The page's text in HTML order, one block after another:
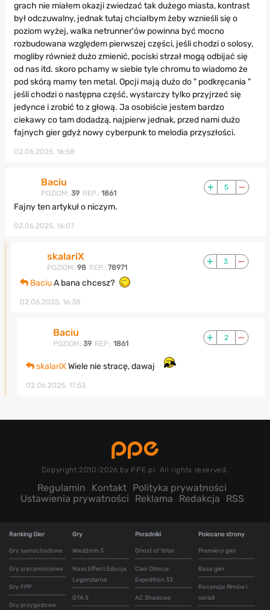
grach nie miałem okazji zwiedzać tak dużego miasta, kontrast
był odczuwalny, jednak tutaj chciałbym żeby wznieśli się o
poziom wyżej, walka netrunner'ów powinna być mocno
rozbudowana względem pierwszej części, jeśli chodzi o solosy,
mogliby również dużo zmienić, pociski strzał mogą odbijać się
od nas itd. skoro pchamy w siebie tyle chromu to wiadomo że
pod skórą mamy ten metal. Opcji mają dużo do " podkręcania "
jeśli chodzi o następna część, wystarczy tylko przyjrzeć się
jedynce i zrobić to z głową. Ja osobiście jestem bardzo
ciekawy co tam dodadzą, najpierw jednak, przed nami dużo
fajnych gier gdyż nowy cyberpunk to melodia przyszłości.
02.06.2025, 16:58
Baciu
POZIOM: 39 REP.: 1861
5
Fajny ten artykuł o niczym.
02.06.2025, 16:07
skalariX
POZIOM: 98 REP.: 78971
3
BaciuA bana chcesz?
02.06.2025, 16:38
Baciu
POZIOM: 39 REP.: 1861
2
skalariXWiele nie stracę, dawaj
02.06.2025, 17:53
Copyright 2010-2026 by PPE.pl. All rights reserved.
Regulamin Kontakt Polityka prywatności
Ustawienia prywatności
Reklama Redakcja RSS
Ranking Gier
Gry samochodowe
Gry zręcznościowe
Gry FPP
Gry przygodowe
Gry
Wiedźmin 3
Mass Effect Edycja
Legendarna
GTA 5
Poradniki
Ghost of Yotei
Clair Obscur
Expedition 33
AC Shadows
Polecane strony
Premiery gier
Baza gier
Recenzje filmów i
seriali